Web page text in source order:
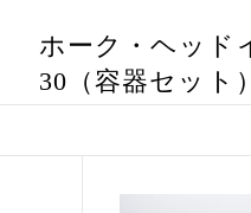
採用情報
ホーク・ヘッド
30（容器セット）